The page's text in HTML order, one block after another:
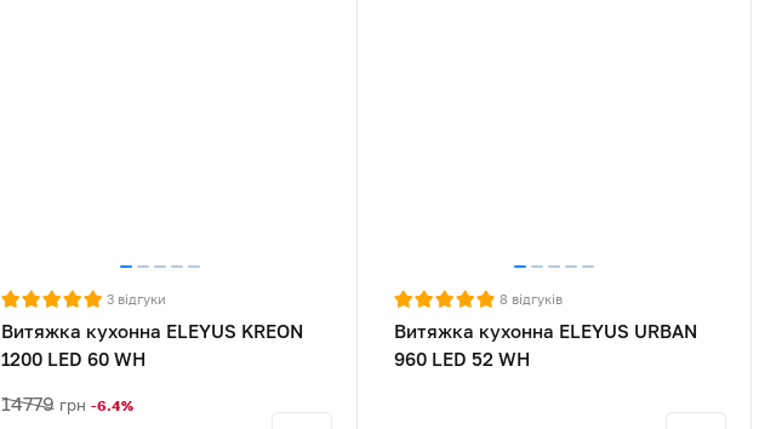
3 відгуки
Витяжка кухонна ELEYUS KREON
1200 LED 60 WH
14779 грн -6.4%
8 відгуків
Витяжка кухонна ELEYUS URBAN
960 LED 52 WH